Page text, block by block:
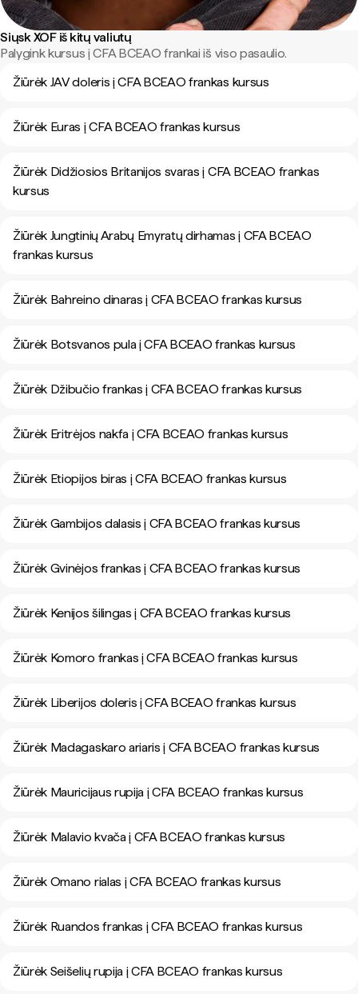
Siųsk XOF iš kitų valiutų
Palygink kursus į CFA BCEAO frankai iš viso pasaulio.
Žiūrėk JAV doleris į CFA BCEAO frankas kursus
Žiūrėk Euras į CFA BCEAO frankas kursus
Žiūrėk Didžiosios Britanijos svaras į CFA BCEAO frankas
kursus
Žiūrėk Jungtinių Arabų Emyratų dirhamas į CFA BCEAO
frankas kursus
Žiūrėk Bahreino dinaras į CFA BCEAO frankas kursus
Žiūrėk Botsvanos pula į CFA BCEAO frankas kursus
Žiūrėk Džibučio frankas į CFA BCEAO frankas kursus
Žiūrėk Eritrėjos nakfa į CFA BCEAO frankas kursus
Žiūrėk Etiopijos biras į CFA BCEAO frankas kursus
Žiūrėk Gambijos dalasis į CFA BCEAO frankas kursus
Žiūrėk Gvinėjos frankas į CFA BCEAO frankas kursus
Žiūrėk Kenijos šilingas į CFA BCEAO frankas kursus
Žiūrėk Komoro frankas į CFA BCEAO frankas kursus
Žiūrėk Liberijos doleris į CFA BCEAO frankas kursus
Žiūrėk Madagaskaro ariaris į CFA BCEAO frankas kursus
Žiūrėk Mauricijaus rupija į CFA BCEAO frankas kursus
Žiūrėk Malavio kvača į CFA BCEAO frankas kursus
Žiūrėk Omano rialas į CFA BCEAO frankas kursus
Žiūrėk Ruandos frankas į CFA BCEAO frankas kursus
Žiūrėk Seišelių rupija į CFA BCEAO frankas kursus